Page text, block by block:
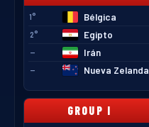
1° Bélgica
2° Egipto
— Irán
— Nueva Zelanda
GROUP I